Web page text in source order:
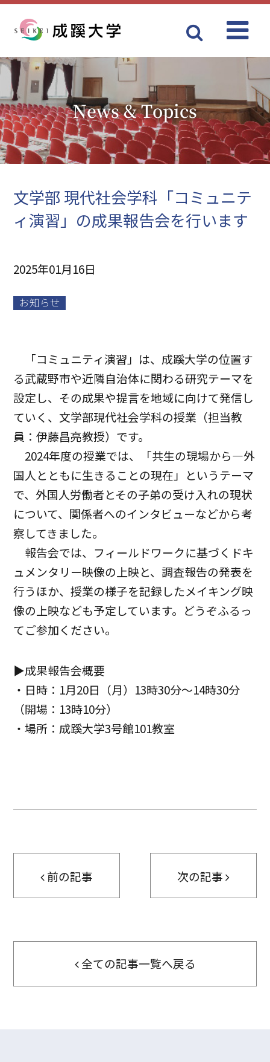
News & Topics
文学部 現代社会学科「コミュニテ
ィ演習」の成果報告会を行います
2025年01月16日
お知らせ
「コミュニティ演習」は、成蹊大学の位置す
る武蔵野市や近隣自治体に関わる研究テーマを
設定し、その成果や提言を地域に向けて発信し
ていく、文学部現代社会学科の授業（担当教
員：伊藤昌亮教授）です。
2024年度の授業では、「共生の現場から―外
国人とともに生きることの現在」というテーマ
で、外国人労働者とその子弟の受け入れの現状
について、関係者へのインタビューなどから考
察してきました。
報告会では、フィールドワークに基づくドキ
ュメンタリー映像の上映と、調査報告の発表を
行うほか、授業の様子を記録したメイキング映
像の上映なども予定しています。どうぞふるっ
てご参加ください。
▶成果報告会概要
・日時：1月20日（月）13時30分～14時30分
（開場：13時10分）
・場所：成蹊大学3号館101教室
前の記事 次の記事
全ての記事一覧へ戻る